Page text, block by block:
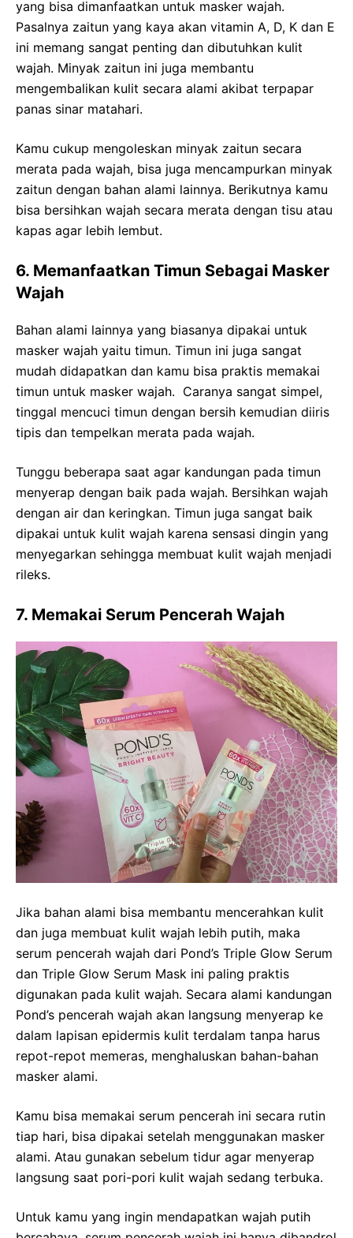
yang bisa dimanfaatkan untuk masker wajah.
Pasalnya zaitun yang kaya akan vitamin A, D, K dan E
ini memang sangat penting dan dibutuhkan kulit
wajah. Minyak zaitun ini juga membantu
mengembalikan kulit secara alami akibat terpapar
panas sinar matahari.
Kamu cukup mengoleskan minyak zaitun secara
merata pada wajah, bisa juga mencampurkan minyak
zaitun dengan bahan alami lainnya. Berikutnya kamu
bisa bersihkan wajah secara merata dengan tisu atau
kapas agar lebih lembut.
6. Memanfaatkan Timun Sebagai Masker
Wajah
Bahan alami lainnya yang biasanya dipakai untuk
masker wajah yaitu timun. Timun ini juga sangat
mudah didapatkan dan kamu bisa praktis memakai
timun untuk masker wajah. Caranya sangat simpel,
tinggal mencuci timun dengan bersih kemudian diiris
tipis dan tempelkan merata pada wajah.
Tunggu beberapa saat agar kandungan pada timun
menyerap dengan baik pada wajah. Bersihkan wajah
dengan air dan keringkan. Timun juga sangat baik
dipakai untuk kulit wajah karena sensasi dingin yang
menyegarkan sehingga membuat kulit wajah menjadi
rileks.
7. Memakai Serum Pencerah Wajah
Jika bahan alami bisa membantu mencerahkan kulit
dan juga membuat kulit wajah lebih putih, maka
serum pencerah wajah dari Pond’s Triple Glow Serum
dan Triple Glow Serum Mask ini paling praktis
digunakan pada kulit wajah. Secara alami kandungan
Pond’s pencerah wajah akan langsung menyerap ke
dalam lapisan epidermis kulit terdalam tanpa harus
repot-repot memeras, menghaluskan bahan-bahan
masker alami.
Kamu bisa memakai serum pencerah ini secara rutin
tiap hari, bisa dipakai setelah menggunakan masker
alami. Atau gunakan sebelum tidur agar menyerap
langsung saat pori-pori kulit wajah sedang terbuka.
Untuk kamu yang ingin mendapatkan wajah putih